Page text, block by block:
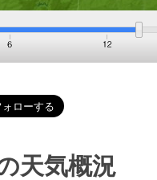
天気概況